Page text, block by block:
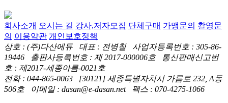
회사소개 오시는 길 강사,저자모집 단체구매 가맹문의 촬영문
의 이용약관 개인보호정책
상호 : (주)다산에듀 대표 : 전병칠 사업자등록번호 : 305-86-
19446 출판사등록번호 : 제 2017-000006호 통신판매신고번
호 : 제2017-세종아름-0021호
전화 : 044-865-0063 [30121] 세종특별자치시 가름로 232, A동
506호 이메일 : dasan@e-dasan.net 팩스 : 070-4275-1066